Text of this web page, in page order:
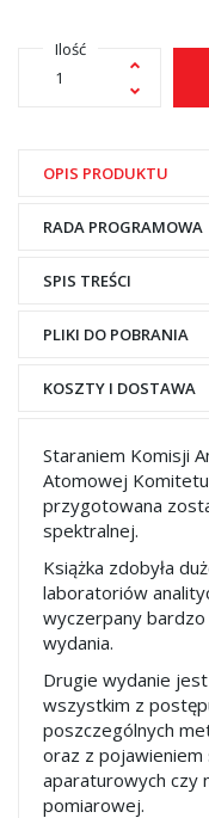
Ilość
OPIS PRODUKTU
RADA PROGRAMOWA
SPIS TREŚCI
PLIKI DO POBRANIA
KOSZTY I DOSTAWA
Staraniem Komisji
Atomowej Komitetu
przygotowana
spektralnej.
Książka zdobyła
laboratoriów
wyczerpany
wydania.
Drugie wydanie
wszystkim z
poszczególnych
oraz z
aparaturowych czy
pomiarowej.